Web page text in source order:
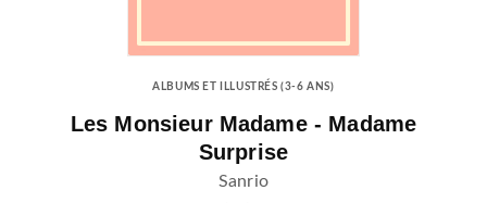
ALBUMS ET ILLUSTRÉS (3-6 ANS)
Les Monsieur Madame - Madame
Surprise
Sanrio